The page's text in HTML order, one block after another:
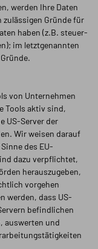
werden Ihre Daten
Gründe für
haben (z.B. steuer-
im letztgenannten
von Unternehmen
Tools aktiv sind,
US-Server der
Wir weisen darauf
des EU-
dazu verpflichtet,
herauszugeben,
vorgehen
werden, dass US-
befindlichen
auswerten und